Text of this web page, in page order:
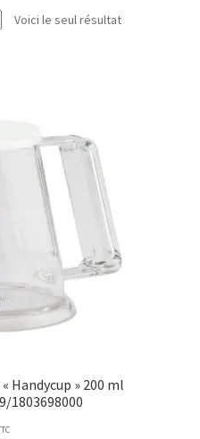
Voici le seul résultat
Handycup » 200 ml
1803698000